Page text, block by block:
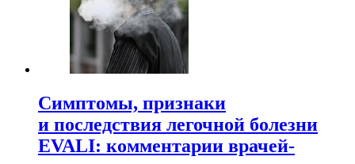
Симптомы, признаки
и последствия легочной болезни
EVALI: комментарии врачей-